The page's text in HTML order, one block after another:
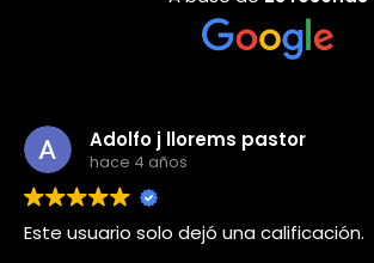
Adolfo j llorems pastor
hace 4 años
Este usuario solo dejó una calificación.